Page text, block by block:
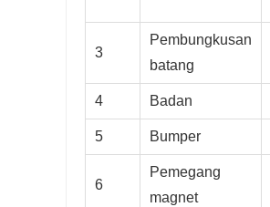
3
Pembungkusan
batang
4 Badan
5 Bumper
6
Pemegang
magnet